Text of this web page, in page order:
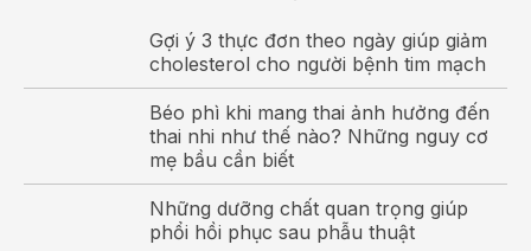
Hội chứng uột kích thích
Biểu hiện đặc trưng của hội chứng ruột
Gợi ý 3 thực đơn theo ngày giúp giảm
cholesterol cho người bệnh tim mạch
Béo phì khi mang thai ảnh hưởng đến
thai nhi như thế nào? Những nguy cơ
mẹ bầu cần biết
Những dưỡng chất quan trọng giúp
phổi hồi phục sau phẫu thuật